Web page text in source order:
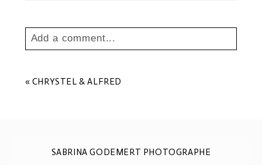
Add a comment...
Les champs marqués sont requis *
« CHRYSTEL & ALFRED
SABRINA GODEMERT PHOTOGRAPHE